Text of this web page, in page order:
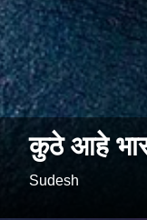
कुठे आहे
Sudesh